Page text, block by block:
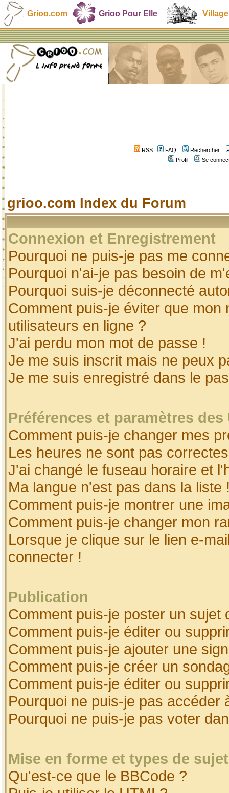
Grioo.com Grioo Pour Elle Village
RSS FAQ
Rechercher
Profil
Se
grioo.com Index du Forum
Connexion et Enregistrement
Pourquoi ne puis-je pas me
Pourquoi n'ai-je pas besoin de
Pourquoi suis-je déconnecté
Comment puis-je éviter que
utilisateurs en ligne ?
J'ai perdu mon mot de passe !
Je me suis inscrit mais ne peux
Je me suis enregistré dans le
Préférences et paramètres
Comment puis-je changer mes
Les heures ne sont pas
J'ai changé le fuseau horaire et
Ma langue n'est pas dans la liste
Comment puis-je montrer une
Comment puis-je changer mon
Lorsque je clique sur le lien e-
connecter !
Publication
Comment puis-je poster un sujet
Comment puis-je éditer ou
Comment puis-je ajouter une
Comment puis-je créer un
Comment puis-je éditer ou
Pourquoi ne puis-je pas accéder
Pourquoi ne puis-je pas voter
Mise en forme et types de
Qu'est-ce que le BBCode ?